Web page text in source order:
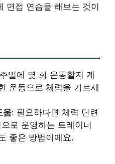
면접 연습을 해보는 것이
일에 몇 회 운동할지 계
운동으로 체력을 기르세
움: 필요하다면 체력 단련
로 운영하는 트레이너
좋은 방법이에요.